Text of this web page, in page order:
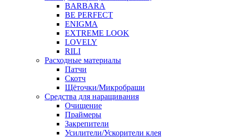
BARBARA
BE PERFECT
ENIGMA
EXTREME LOOK
LOVELY
RILI
Расходные материалы
Патчи
Скотч
Щёточки/Микробраши
Средства для наращивания
Очищение
Праймеры
Закрепители
Усилители/Ускорители клея